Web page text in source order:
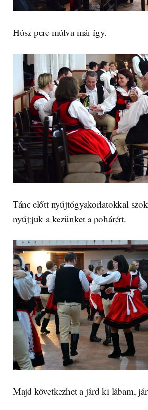
Húsz perc múlva már így.
Tánc előtt nyújtógyakorlatokkal
nyújtjuk a kezünket a pohárért.
Majd következhet a járd ki lábam,